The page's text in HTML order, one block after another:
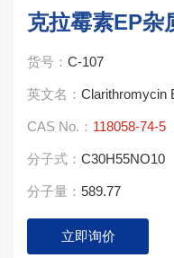
克拉霉素EP杂
货号： C-107
英文名： Clarithromycin
CAS No.： 118058-74-5
分子式： C30H55NO10
分子量： 589.77
立即询价